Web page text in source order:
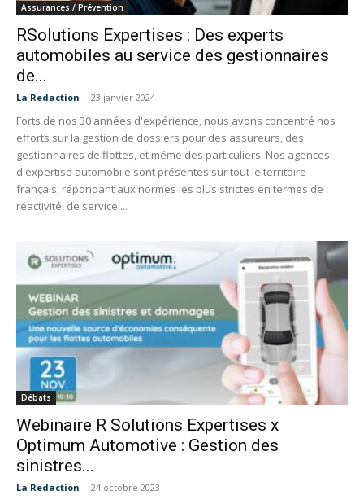
Assurances / Prévention
RSolutions Expertises : Des experts
automobiles au service des gestionnaires
de...
La Redaction - 23 janvier 2024
Forts de nos 30 années d'expérience, nous avons concentré nos
efforts sur la gestion de dossiers pour des assureurs, des
gestionnaires de flottes, et même des particuliers. Nos agences
d'expertise automobile sont présentes sur tout le territoire
français, répondant aux normes les plus strictes en termes de
réactivité, de service,...
Débats
Webinaire R Solutions Expertises x
Optimum Automotive : Gestion des
sinistres...
La Redaction - 24 octobre 2023